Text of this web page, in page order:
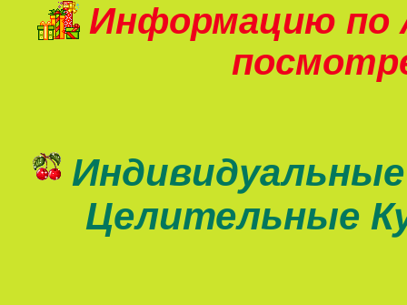
Информацию по
Целительные